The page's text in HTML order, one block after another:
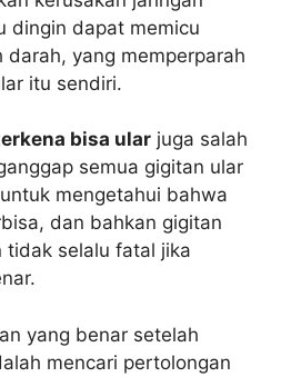
dingin dapat memicu
darah, yang memperparah
itu sendiri.
bisa ular juga salah
semua gigitan ular
mengetahui bahwa
dan bahkan gigitan
tidak selalu fatal jika
yang benar setelah
mencari pertolongan